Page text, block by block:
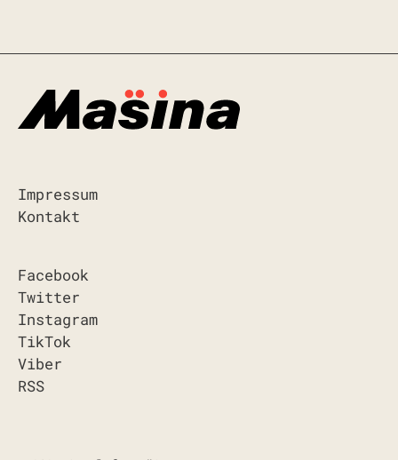
Impressum
Kontakt
Facebook
Twitter
Instagram
TikTok
Viber
RSS